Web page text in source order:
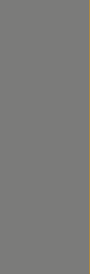
s/hofmahlitzsch
www.facebook.com/